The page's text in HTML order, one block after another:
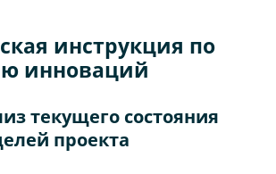
инструкция по
инноваций
текущего состояния
проекта